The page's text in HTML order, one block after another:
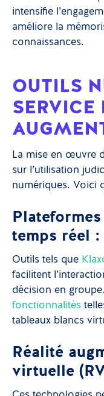
intensifie
améliore la
connaissances.
OUTILS
SERVICE
La mise en œuvre
sur l’utilisation
numériques. Voici
temps réel :
Outils tels que
facilitent
décision en
fonctionnalités
tableaux blancs
Réalité
virtuelle